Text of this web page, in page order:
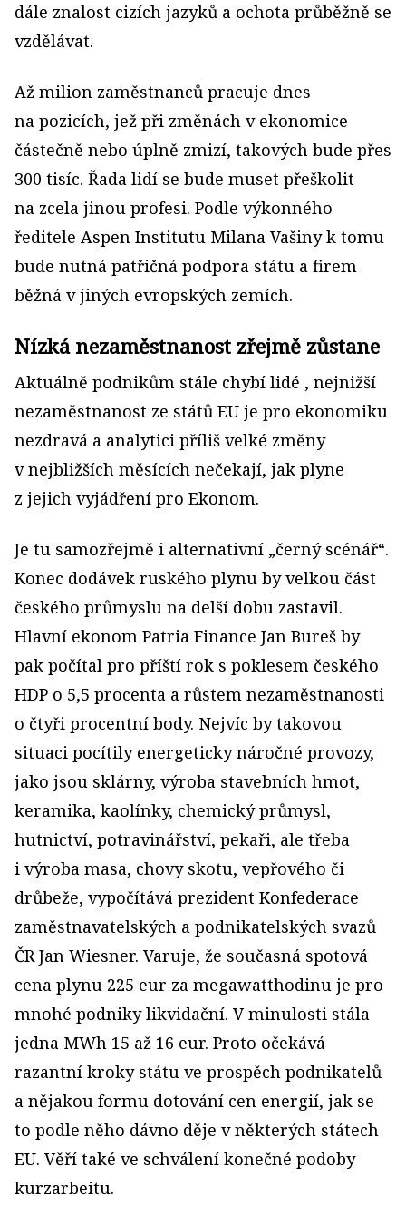
dále znalost cizích jazyků a ochota průběžně se
vzdělávat.
Až milion zaměstnanců pracuje dnes
na pozicích, jež při změnách v ekonomice
částečně nebo úplně zmizí, takových bude přes
300 tisíc. Řada lidí se bude muset přeškolit
na zcela jinou profesi. Podle výkonného
ředitele Aspen Institutu Milana Vašiny k tomu
bude nutná patřičná podpora státu a firem
běžná v jiných evropských zemích.
Nízká nezaměstnanost zřejmě zůstane
Aktuálně podnikům stále chybí lidé , nejnižší
nezaměstnanost ze států EU je pro ekonomiku
nezdravá a analytici příliš velké změny
v nejbližších měsících nečekají, jak plyne
z jejich vyjádření pro Ekonom.
Je tu samozřejmě i alternativní „černý scénář“.
Konec dodávek ruského plynu by velkou část
českého průmyslu na delší dobu zastavil.
Hlavní ekonom Patria Finance Jan Bureš by
pak počítal pro příští rok s poklesem českého
HDP o 5,5 procenta a růstem nezaměstnanosti
o čtyři procentní body. Nejvíc by takovou
situaci pocítily energeticky náročné provozy,
jako jsou sklárny, výroba stavebních hmot,
keramika, kaolínky, chemický průmysl,
hutnictví, potravinářství, pekaři, ale třeba
i výroba masa, chovy skotu, vepřového či
drůbeže, vypočítává prezident Konfederace
zaměstnavatelských a podnikatelských svazů
ČR Jan Wiesner. Varuje, že současná spotová
cena plynu 225 eur za megawatthodinu je pro
mnohé podniky likvidační. V minulosti stála
jedna MWh 15 až 16 eur. Proto očekává
razantní kroky státu ve prospěch podnikatelů
a nějakou formu dotování cen energií, jak se
to podle něho dávno děje v některých státech
EU. Věří také ve schválení konečné podoby
kurzarbeitu.